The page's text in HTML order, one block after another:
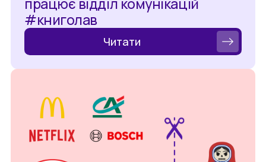
працює відділ комунікацій
#книголав
Читати